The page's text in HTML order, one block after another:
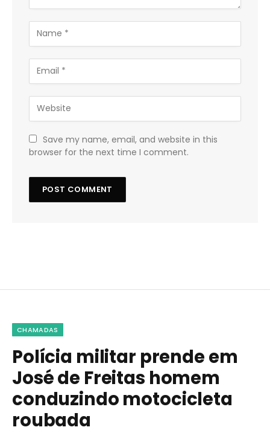
Save my name, email, and website in this
browser for the next time I comment.
CHAMADAS
Polícia militar prende em
José de Freitas homem
conduzindo motocicleta
roubada